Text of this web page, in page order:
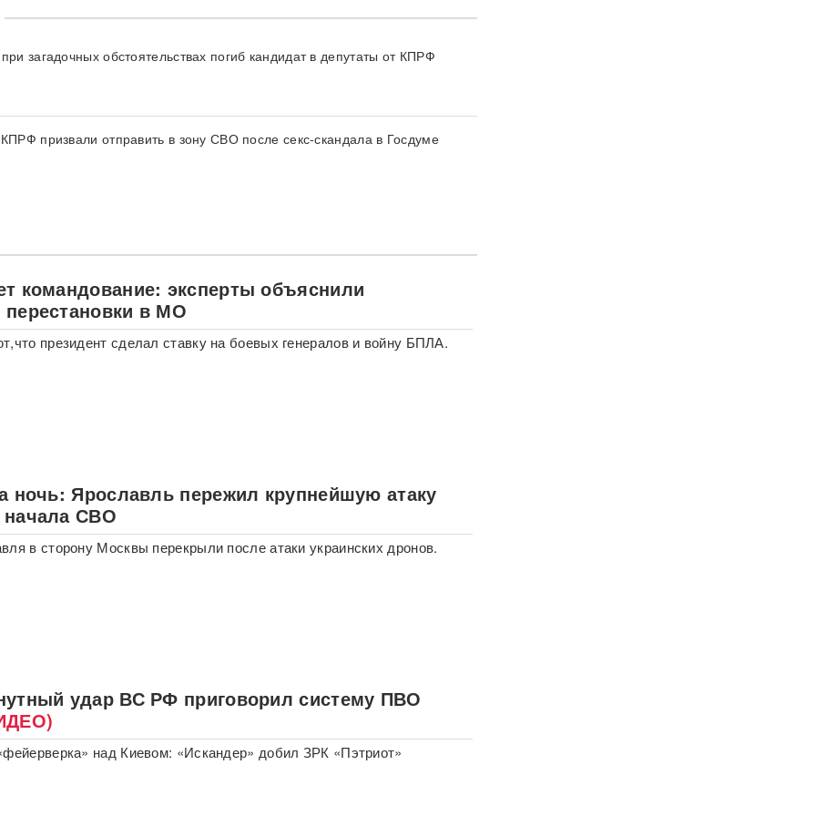
загадочных обстоятельствах погиб кандидат в депутаты от КПРФ
призвали отправить в зону СВО после секс-скандала в Госдуме
командование: эксперты объяснили
в МО
президент сделал ставку на боевых генералов и войну БПЛА.
ночь: Ярославль пережил крупнейшую атаку
СВО
в сторону Москвы перекрыли после атаки украинских дронов.
удар ВС РФ приговорил систему ПВО
над Киевом: «Искандер» добил ЗРК «Пэтриот»